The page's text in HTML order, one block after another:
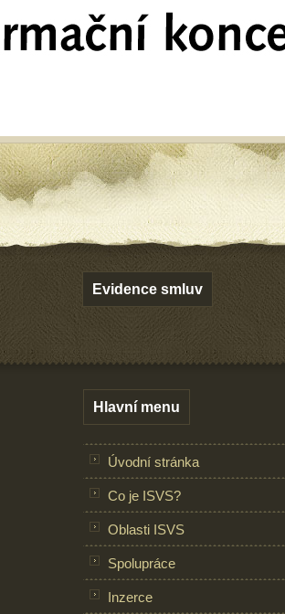
Evidence smluv
Hlavní menu
Úvodní stránka
Co je ISVS?
Oblasti ISVS
Spolupráce
Inzerce